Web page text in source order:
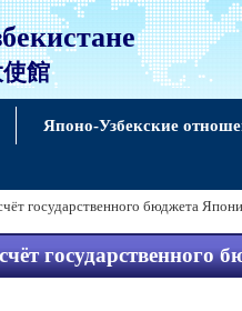
館
Японо-Узбекские
государственного бюджета
государственного